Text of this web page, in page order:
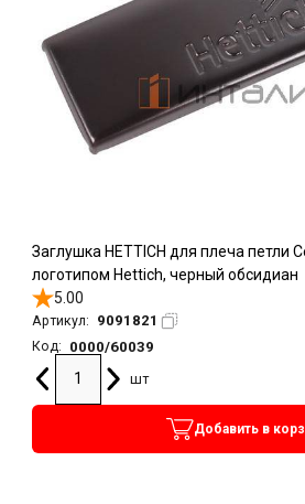
Заглушка HETTICH для плеча петли
логотипом Hettich, черный обсидиан
5.00
Артикул: 9091821
Код:
0000/60039
шт
Добавить в